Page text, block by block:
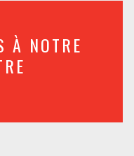
À NOTRE